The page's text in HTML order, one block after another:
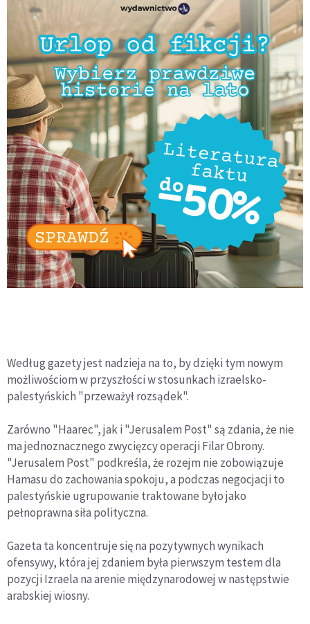
Według gazety jest nadzieja na to, by dzięki tym nowym
możliwościom w przyszłości w stosunkach izraelsko-
palestyńskich "przeważył rozsądek".
Zarówno "Haarec", jak i "Jerusalem Post" są zdania, że nie
ma jednoznacznego zwycięzcy operacji Filar Obrony.
"Jerusalem Post" podkreśla, że rozejm nie zobowiązuje
Hamasu do zachowania spokoju, a podczas negocjacji to
palestyńskie ugrupowanie traktowane było jako
pełnoprawna siła polityczna.
Gazeta ta koncentruje się na pozytywnych wynikach
ofensywy, która jej zdaniem była pierwszym testem dla
pozycji Izraela na arenie międzynarodowej w następstwie
arabskiej wiosny.